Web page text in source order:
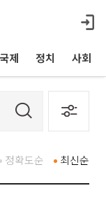
국제 정치 사회
최신순
정확도순